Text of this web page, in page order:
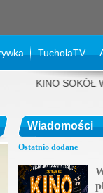
TucholaTV
KINO SOKÓŁ W
Wiadomości
Ostatnio dodane